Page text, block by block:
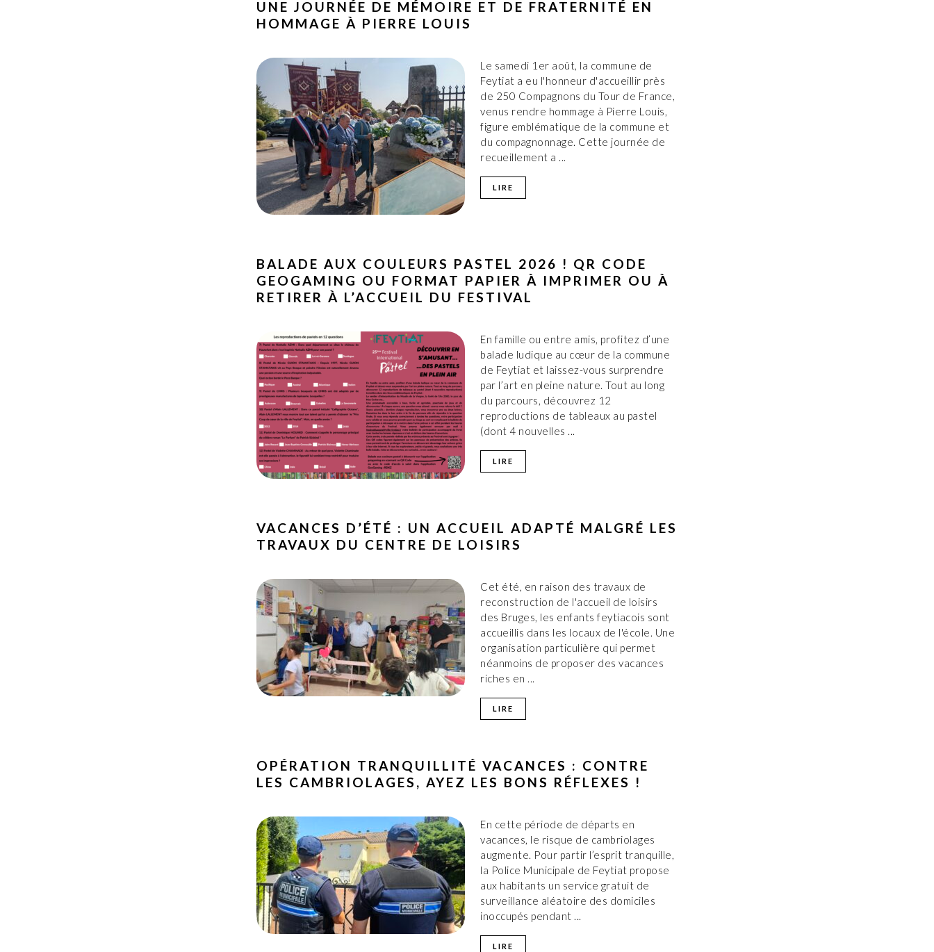
UNE JOURNÉE DE MÉMOIRE ET DE FRATERNITÉ EN
HOMMAGE À PIERRE LOUIS
Le samedi 1er août, la commune de
Feytiat a eu l'honneur d'accueillir près
de 250 Compagnons du Tour de France,
venus rendre hommage à Pierre Louis,
figure emblématique de la commune et
du compagnonnage. Cette journée de
recueillement a ...
LIRE
BALADE AUX COULEURS PASTEL 2026 ! QR CODE
GEOGAMING OU FORMAT PAPIER À IMPRIMER OU À
RETIRER À L’ACCUEIL DU FESTIVAL
En famille ou entre amis, profitez d’une
balade ludique au cœur de la commune
de Feytiat et laissez-vous surprendre
par l’art en pleine nature. Tout au long
du parcours, découvrez 12
reproductions de tableaux au pastel
(dont 4 nouvelles ...
LIRE
VACANCES D’ÉTÉ : UN ACCUEIL ADAPTÉ MALGRÉ LES
TRAVAUX DU CENTRE DE LOISIRS
Cet été, en raison des travaux de
reconstruction de l'accueil de loisirs
des Bruges, les enfants feytiacois sont
accueillis dans les locaux de l'école. Une
organisation particulière qui permet
néanmoins de proposer des vacances
riches en ...
LIRE
OPÉRATION TRANQUILLITÉ VACANCES : CONTRE
LES CAMBRIOLAGES, AYEZ LES BONS RÉFLEXES !
En cette période de départs en
vacances, le risque de cambriolages
augmente. Pour partir l’esprit tranquille,
la Police Municipale de Feytiat propose
aux habitants un service gratuit de
surveillance aléatoire des domiciles
inoccupés pendant ...
LIRE